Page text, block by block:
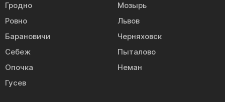
Гродно
Мозырь
Ровно
Львов
Барановичи
Черняховск
Себеж
Пыталово
Опочка
Неман
Гусев